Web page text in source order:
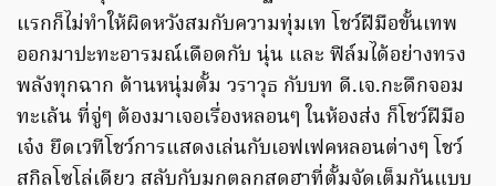
แรกก็ไม่ทำให้ผิดหวังสมกับความทุ่มเท โชว์ฝีมือขั้นเทพ
ออกมาปะทะอารมณ์เดือดกับ นุ่น และ ฟิล์มได้อย่างทรง
พลังทุกฉาก ด้านหนุ่มตั้ม วราวุธ กับบท ดี.เจ.กะดึกจอม
ทะเล้น ที่จู่ๆ ต้องมาเจอเรื่องหลอนๆ ในห้องส่ง ก็โชว์ฝีมือ
เจ๋ง ยึดเวทีโชว์การแสดงเล่นกับเอฟเฟคหลอนต่างๆ โชว์